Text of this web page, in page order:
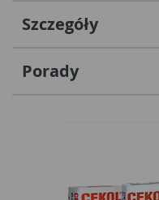
Szczegóły
Porady